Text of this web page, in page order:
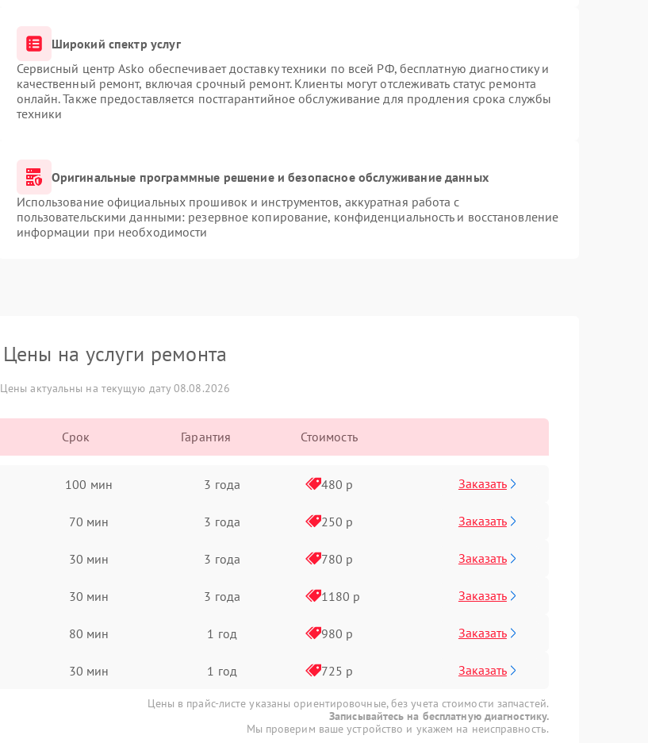
Широкий спектр услуг
Сервисный центр Asko обеспечивает доставку техники по всей РФ, бесплатную диагностику и
качественный ремонт, включая срочный ремонт. Клиенты могут отслеживать статус ремонта
онлайн. Также предоставляется постгарантийное обслуживание для продления срока службы
техники
Оригинальные программные решение и безопасное обслуживание данных
Использование официальных прошивок и инструментов, аккуратная работа с
пользовательскими данными: резервное копирование, конфиденциальность и восстановление
информации при необходимости
Цены на услуги ремонта
Цены актуальны на текущую дату 08.08.2026
Срок Гарантия Стоимость
100 мин 3 года 480 р Заказать
70 мин 3 года 250 р Заказать
30 мин 3 года 780 р Заказать
30 мин 3 года 1180 р Заказать
80 мин 1 год 980 р Заказать
30 мин 1 год 725 р Заказать
Цены в прайс-листе указаны ориентировочные, без учета стоимости запчастей.
Записывайтесь на бесплатную диагностику.
Мы проверим ваше устройство и укажем на неисправность.